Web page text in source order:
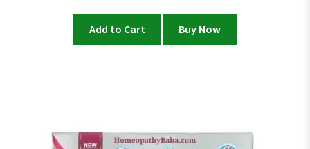
Add to Cart Buy Now